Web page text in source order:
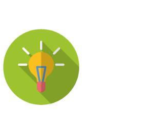
de IA en Procesos
su empresa aprovechar el poder de los
herramientas más avanzadas para el
datos y la creación de contenidos.